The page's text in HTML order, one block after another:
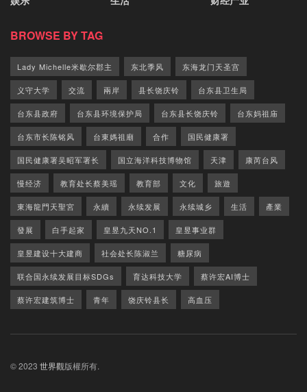
BROWSE BY TAG
Lady Michelle米歇尔郡主 东北季风 东海龙门天圣宫
义守大学 交流 兩岸 县长饶庆铃 台东县卫生局
台东县政府 台东县环境保护局 台东县长饶庆铃 台东妈祖庙
台东市长陈铭风 台東媽祖廟 合作 国民健康署
国民健康署吴昭军署长 国立海洋科技博物馆 天津 康芮台风
慢经济 教育处长蔡美瑶 教育部 文化 旅遊
東海龍門天聖宮 永續 永续发展 永续城乡 生活 產業
發展 白手起家 皇昱九天NO.1 皇昱事业群
皇昱建设十大建商 社会处长陈淑兰 糖尿病
联合国永续发展目标SDGs 育达科技大学 蔡许宏AI博士
蔡许宏建筑博士 青年 饶庆铃县长 高血压
© 2023 世界觀版權所有.